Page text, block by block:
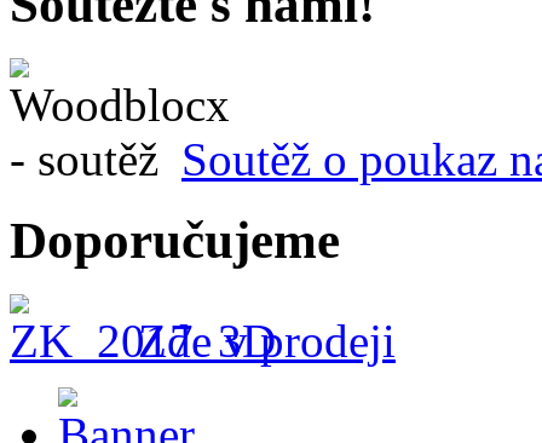
Soutěž o poukaz
Doporučujeme
Zde v prodeji